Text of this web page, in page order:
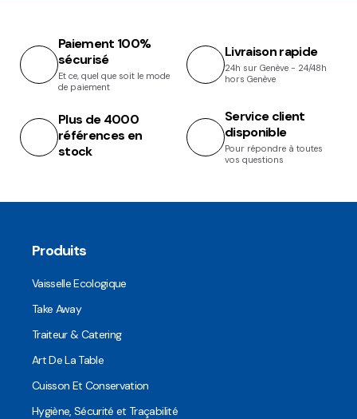
Paiement 100%
sécurisé
Et ce, quel que soit le mode
de paiement
Livraison rapide
24h sur Genève - 24/48h
hors Genève
Plus de 4000
références en
stock
Service client
disponible
Pour répondre à toutes
vos questions
Produits
Vaisselle Ecologique
Take Away
Traiteur & Catering
Art De La Table
Cuisson Et Conservation
Hygiène, Sécurité et Traçabilité